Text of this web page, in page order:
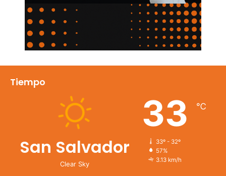
Tiempo
San Salvador
Clear Sky
33 ℃
33º - 32º
57%
3.13 km/h